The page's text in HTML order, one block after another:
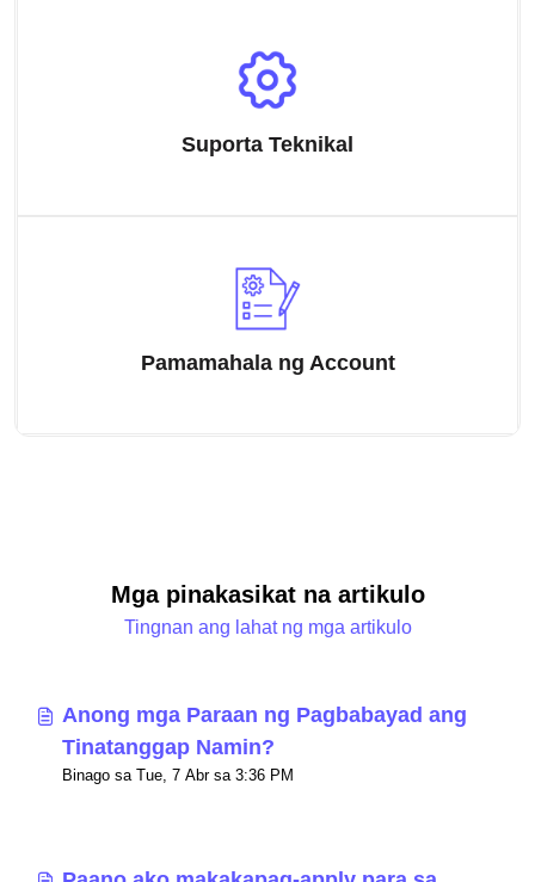
Suporta Teknikal
Pamamahala ng Account
Mga pinakasikat na artikulo
Tingnan ang lahat ng mga artikulo
Anong mga Paraan ng Pagbabayad ang
Tinatanggap Namin?
Binago sa Tue, 7 Abr sa 3:36 PM